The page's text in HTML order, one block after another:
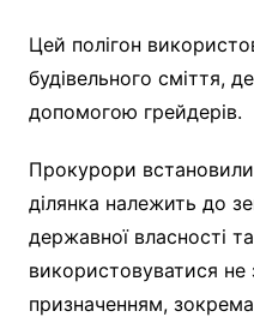
Цей полігон
будівельного сміття,
допомогою грейдерів.
Прокурори
ділянка належить до
державної власності
використовуватися не
призначенням,